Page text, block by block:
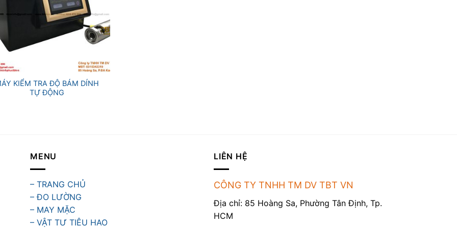
KIỂM TRA ĐỘ BÁM DÍNH
TỰ ĐỘNG
MENU
– TRANG CHỦ
– ĐO LƯỜNG
– MAY MẶC
– VẬT TƯ TIÊU HAO
LIÊN HỆ
CÔNG TY TNHH TM DV TBT VN
Địa chỉ: 85 Hoàng Sa, Phường Tân Định, Tp.
HCM